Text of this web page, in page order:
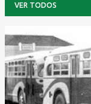
VER TODOS
P
o
s